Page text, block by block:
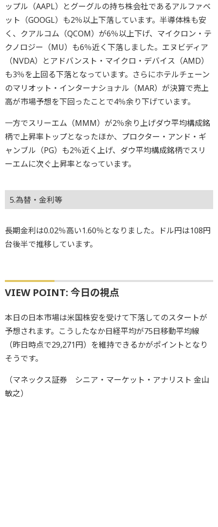
ップル（AAPL）とグーグルの持ち株会社であるアルファベ
ット（GOOGL）も2％以上下落しています。半導体株も安
く、クアルコム（QCOM）が6％以上下げ、マイクロン・テ
クノロジー（MU）も6％近く下落しました。エヌビディア
（NVDA）とアドバンスト・マイクロ・デバイス（AMD）
も3％を上回る下落となっています。さらにホテルチェーン
のマリオット・インターナショナル（MAR）が決算で売上
高が市場予想を下回ったことで4％余り下げています。
一方でスリーエム（MMM）が2％余り上げダウ平均構成銘
柄で上昇率トップとなったほか、プロクター・アンド・ギ
ャンブル（PG）も2％近く上げ、ダウ平均構成銘柄でスリ
ーエムに次ぐ上昇率となっています。
5.為替・金利等
長期金利は0.02％高い1.60％となりました。ドル円は108円
台後半で推移しています。
VIEW POINT: 今日の視点
本日の日本市場は米国株安を受けて下落してのスタートが
予想されます。こうしたなか日経平均が75日移動平均線
（昨日時点で29,271円）を維持できるかがポイントとなり
そうです。
（マネックス証券 シニア・マーケット・アナリスト 金山
敏之）